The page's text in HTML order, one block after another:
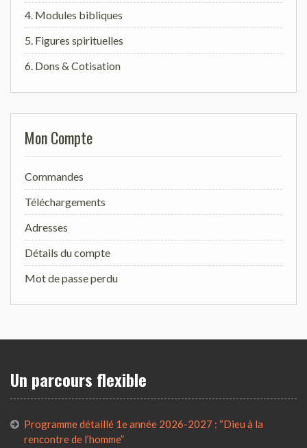
4. Modules bibliques
5. Figures spirituelles
6. Dons & Cotisation
Mon Compte
Commandes
Téléchargements
Adresses
Détails du compte
Mot de passe perdu
Un parcours flexible
Programme détaillé 1e année 2026-2027 : “Dieu à la
rencontre de l’homme”